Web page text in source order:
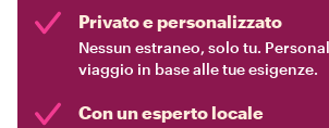
Privato e personalizzato
Nessun estraneo, solo tu.
viaggio in base alle tue esigenze.
Con un esperto locale